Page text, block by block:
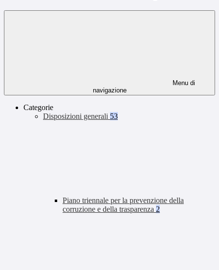
Menu di
navigazione
Categorie
Disposizioni generali 53
Piano triennale per la prevenzione della
corruzione e della trasparenza 2